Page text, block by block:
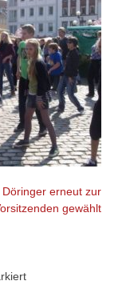
erneut zur
gewählt